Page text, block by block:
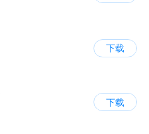
下载
下载